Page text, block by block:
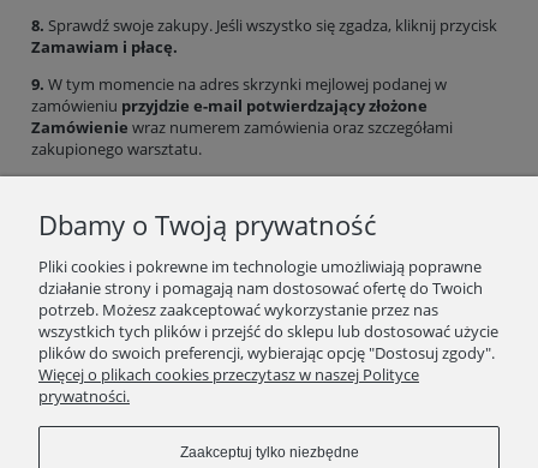
8. Sprawdź swoje zakupy. Jeśli wszystko się zgadza, kliknij przycisk
Zamawiam i płacę.
9. W tym momencie na adres skrzynki mejlowej podanej w
zamówieniu przyjdzie e-mail potwierdzający złożone
Zamówienie wraz numerem zamówienia oraz szczegółami
zakupionego warsztatu.
potwierdzający opłacenie Zamówienia. Zachowaj ten e-mail
przedstawienie w momencie rejestracji przed warsztatem
kulinarnym potwierdzenia złożonego zamówienia (może być
elektroniczne) lub numeru zamówienia.
11. Po opłaceniu zamówienia jesteś na liście uczestników
wybranego warsztatu kulinarnego.
12.W chwili przyjścia na warsztat kulinarny i rejestracji
uczestników prosimy o przedstawienie potwierdzenia złożonego
zamówienia (może być elektroniczne) lub numeru zamówienia.
Dbamy o Twoją prywatność
Pliki cookies i pokrewne im technologie umożliwiają poprawne
działanie strony i pomagają nam dostosować ofertę do Twoich
potrzeb. Możesz zaakceptować wykorzystanie przez nas
wszystkich tych plików i przejść do sklepu lub dostosować użycie
plików do swoich preferencji, wybierając opcję "Dostosuj zgody".
Więcej o plikach cookies przeczytasz w naszej Polityce
prywatności.
Zaakceptuj tylko niezbędne